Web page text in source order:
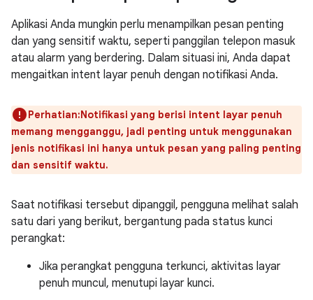
Aplikasi Anda mungkin perlu menampilkan pesan penting
dan yang sensitif waktu, seperti panggilan telepon masuk
atau alarm yang berdering. Dalam situasi ini, Anda dapat
mengaitkan intent layar penuh dengan notifikasi Anda.
Perhatian:Notifikasi yang berisi intent layar penuh
memang mengganggu, jadi penting untuk menggunakan
jenis notifikasi ini hanya untuk pesan yang paling penting
dan sensitif waktu.
Saat notifikasi tersebut dipanggil, pengguna melihat salah
satu dari yang berikut, bergantung pada status kunci
perangkat:
Jika perangkat pengguna terkunci, aktivitas layar
penuh muncul, menutupi layar kunci.